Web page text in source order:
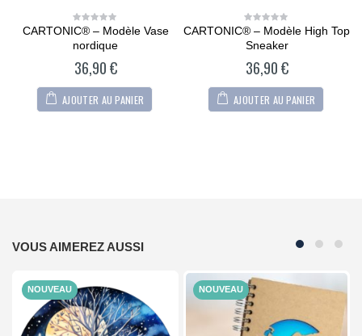
0
of
CARTONIC® – Modèle Vase
nordique
36,90€
AJOUTER AU PANIER
0
out
of
CARTONIC® – Modèle High Top
Sneaker
36,90€
AJOUTER AU PANIER
VOUS AIMEREZ AUSSI
NOUVEAU NOUVEAU